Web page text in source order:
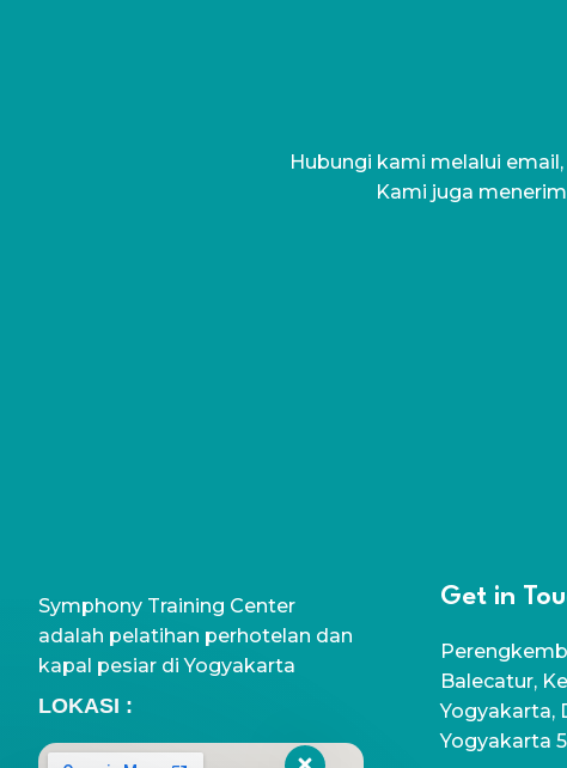
Hubungi kami melalui
Kami juga
Symphony Training Center
adalah pelatihan perhotelan dan
kapal pesiar di Yogyakarta
LOKASI :
Get in
Balecatur,
Yogyakarta,
Yogyakarta